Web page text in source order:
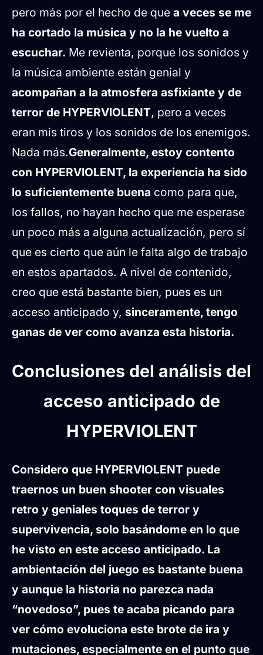
pero más por el hecho de que a veces se me
ha cortado la música y no la he vuelto a
escuchar. Me revienta, porque los sonidos y
la música ambiente están genial y
acompañan a la atmosfera asfixiante y de
terror de HYPERVIOLENT, pero a veces
eran mis tiros y los sonidos de los enemigos.
Nada más.Generalmente, estoy contento
con HYPERVIOLENT, la experiencia ha sido
lo suficientemente buena como para que,
los fallos, no hayan hecho que me esperase
un poco más a alguna actualización, pero sí
que es cierto que aún le falta algo de trabajo
en estos apartados. A nivel de contenido,
creo que está bastante bien, pues es un
acceso anticipado y, sinceramente, tengo
ganas de ver como avanza esta historia.
Conclusiones del análisis del
acceso anticipado de
HYPERVIOLENT
Considero que HYPERVIOLENT puede
traernos un buen shooter con visuales
retro y geniales toques de terror y
supervivencia, solo basándome en lo que
he visto en este acceso anticipado. La
ambientación del juego es bastante buena
y aunque la historia no parezca nada
“novedoso”, pues te acaba picando para
ver cómo evoluciona este brote de ira y
mutaciones, especialmente en el punto que